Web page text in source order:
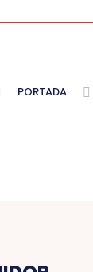
PORTADA